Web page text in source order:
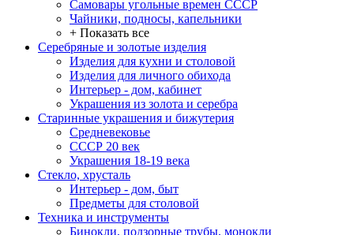
Самовары угольные времен СССР
Чайники, подносы, капельники
+ Показать все
Серебряные и золотые изделия
Изделия для кухни и столовой
Изделия для личного обихода
Интерьер - дом, кабинет
Украшения из золота и серебра
Старинные украшения и бижутерия
Средневековье
СССР 20 век
Украшения 18-19 века
Стекло, хрусталь
Интерьер - дом, быт
Предметы для столовой
Техника и инструменты
Бинокли, подзорные трубы, монокли